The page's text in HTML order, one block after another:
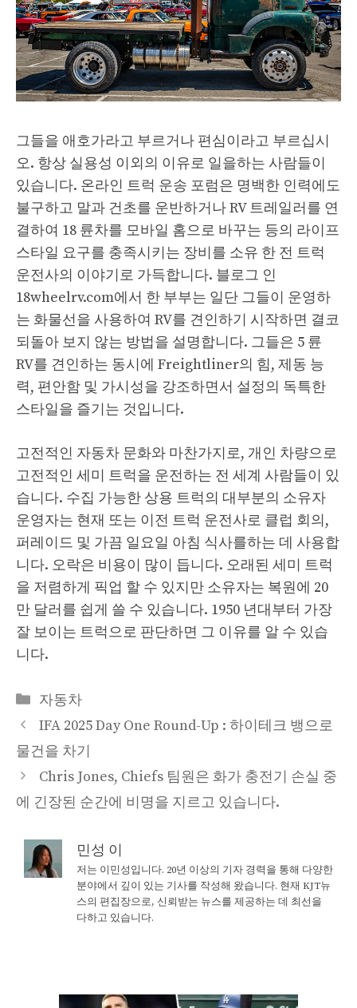
그들을 애호가라고 부르거나 편심이라고 부르십시
오. 항상 실용성 이외의 이유로 일을하는 사람들이
있습니다. 온라인 트럭 운송 포럼은 명백한 인력에도
불구하고 말과 건초를 운반하거나 RV 트레일러를 연
결하여 18 륜차를 모바일 홈으로 바꾸는 등의 라이프
스타일 요구를 충족시키는 장비를 소유 한 전 트럭
운전사의 이야기로 가득합니다. 블로그 인
18wheelrv.com에서 한 부부는 일단 그들이 운영하
는 화물선을 사용하여 RV를 견인하기 시작하면 결코
되돌아 보지 않는 방법을 설명합니다. 그들은 5 륜
RV를 견인하는 동시에 Freightliner의 힘, 제동 능
력, 편안함 및 가시성을 강조하면서 설정의 독특한
스타일을 즐기는 것입니다.
고전적인 자동차 문화와 마찬가지로, 개인 차량으로
고전적인 세미 트럭을 운전하는 전 세계 사람들이 있
습니다. 수집 가능한 상용 트럭의 대부분의 소유자
운영자는 현재 또는 이전 트럭 운전사로 클럽 회의,
퍼레이드 및 가끔 일요일 아침 식사를하는 데 사용합
니다. 오락은 비용이 많이 듭니다. 오래된 세미 트럭
을 저렴하게 픽업 할 수 있지만 소유자는 복원에 20
만 달러를 쉽게 쓸 수 있습니다. 1950 년대부터 가장
잘 보이는 트럭으로 판단하면 그 이유를 알 수 있습
니다.
Categories
자동차
IFA 2025 Day One Round-Up : 하이테크 뱅으로
물건을 차기
Chris Jones, Chiefs 팀원은 화가 충전기 손실 중
에 긴장된 순간에 비명을 지르고 있습니다.
민성 이
저는 이민성입니다. 20년 이상의 기자 경력을 통해 다양한
분야에서 깊이 있는 기사를 작성해 왔습니다. 현재 KJT뉴
스의 편집장으로, 신뢰받는 뉴스를 제공하는 데 최선을
다하고 있습니다.